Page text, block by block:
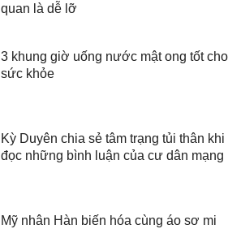
quan là dễ lỡ
3 khung giờ uống nước mật ong tốt cho
sức khỏe
Kỳ Duyên chia sẻ tâm trạng tủi thân khi
đọc những bình luận của cư dân mạng
Mỹ nhân Hàn biến hóa cùng áo sơ mi